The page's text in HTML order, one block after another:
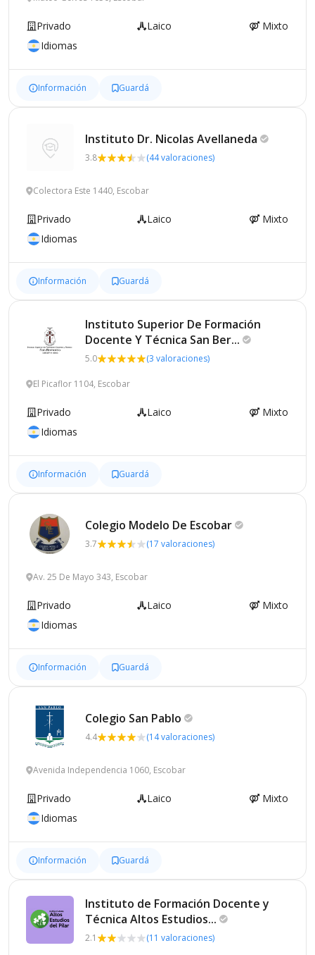
Privado Laico
Mixto
Idiomas
Información Guardá
Instituto Dr. Nicolas Avellaneda
3.8 (44 valoraciones)
Colectora Este 1440, Escobar
Privado Laico
Mixto
Idiomas
Información Guardá
Instituto Superior De Formación
Docente Y Técnica San Ber...
5.0 (3 valoraciones)
El Picaflor 1104, Escobar
Privado Laico
Mixto
Idiomas
Información Guardá
Colegio Modelo De Escobar
3.7 (17 valoraciones)
Av. 25 De Mayo 343, Escobar
Privado Laico
Mixto
Idiomas
Información Guardá
Colegio San Pablo
4.4 (14 valoraciones)
Avenida Independencia 1060, Escobar
Privado Laico
Mixto
Idiomas
Información Guardá
Instituto de Formación Docente y
Técnica Altos Estudios...
2.1 (11 valoraciones)